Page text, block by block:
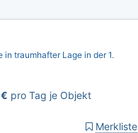
traumhafter Lage in der 1.
pro Tag je Objekt
Merkliste